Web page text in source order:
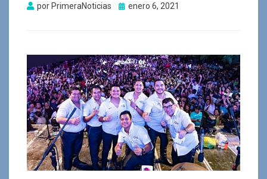
por PrimeraNoticias
Publicado
enero 6, 2021